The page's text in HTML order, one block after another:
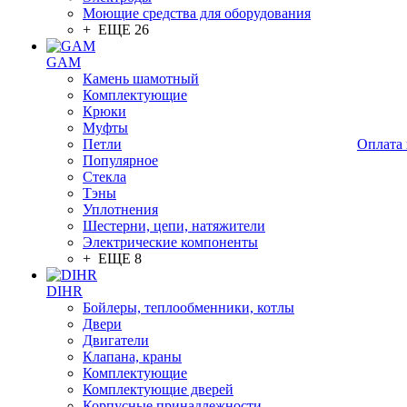
Моющие средства для оборудования
+ ЕЩЕ 26
GAM
Камень шамотный
Комплектующие
Крюки
Муфты
Петли
Популярное
Стекла
Тэны
Уплотнения
Шестерни, цепи, натяжители
Электрические компоненты
+ ЕЩЕ 8
DIHR
Бойлеры, теплообменники, котлы
Двери
Двигатели
Клапана, краны
Комплектующие
Комплектующие дверей
Оплата